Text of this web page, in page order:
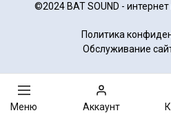
©2024 BAT SOUND -
Политика
Обслуживание
Меню Аккаунт